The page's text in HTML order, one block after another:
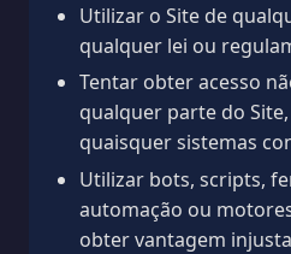
Utilizar o Site de
qualquer lei ou
Tentar obter acesso
qualquer parte do
quaisquer sistemas
Utilizar bots, scripts,
automação ou
obter vantagem